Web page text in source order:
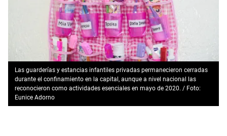
Las guarderías y estancias infantiles privadas permanecieron cerradas
durante el confinamiento en la capital, aunque a nivel nacional las
reconocieron como actividades esenciales en mayo de 2020. / Foto:
Eunice Adorno